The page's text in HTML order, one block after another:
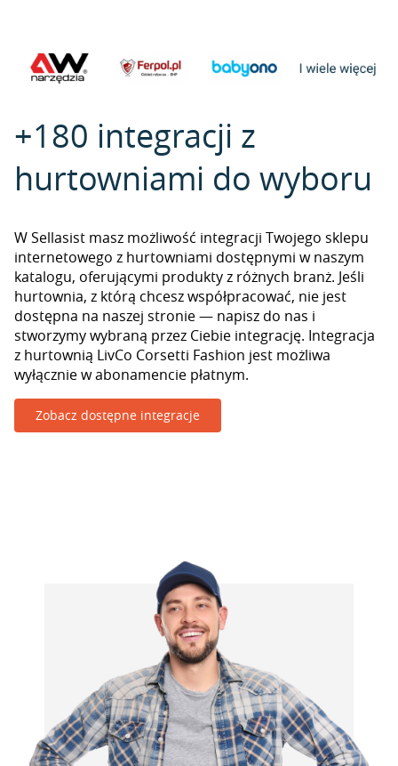
+180 integracji z
hurtowniami do wyboru
W Sellasist masz możliwość integracji Twojego sklepu
internetowego z hurtowniami dostępnymi w naszym
katalogu, oferującymi produkty z różnych branż. Jeśli
hurtownia, z którą chcesz współpracować, nie jest
dostępna na naszej stronie — napisz do nas i
stworzymy wybraną przez Ciebie integrację. Integracja
z hurtownią LivCo Corsetti Fashion jest możliwa
wyłącznie w abonamencie płatnym.
Zobacz dostępne integracje